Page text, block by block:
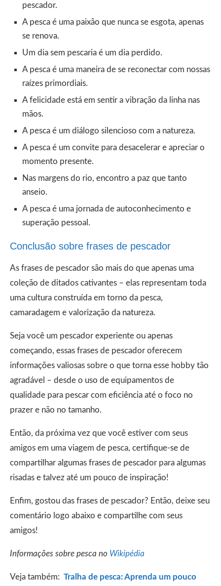
pescador.
A pesca é uma paixão que nunca se esgota, apenas
se renova.
Um dia sem pescaria é um dia perdido.
A pesca é uma maneira de se reconectar com nossas
raízes primordiais.
A felicidade está em sentir a vibração da linha nas
mãos.
A pesca é um diálogo silencioso com a natureza.
A pesca é um convite para desacelerar e apreciar o
momento presente.
Nas margens do rio, encontro a paz que tanto
anseio.
A pesca é uma jornada de autoconhecimento e
superação pessoal.
Conclusão sobre frases de pescador
As frases de pescador são mais do que apenas uma
coleção de ditados cativantes – elas representam toda
uma cultura construída em torno da pesca,
camaradagem e valorização da natureza.
Seja você um pescador experiente ou apenas
começando, essas frases de pescador oferecem
informações valiosas sobre o que torna esse hobby tão
agradável – desde o uso de equipamentos de
qualidade para pescar com eficiência até o foco no
prazer e não no tamanho.
Então, da próxima vez que você estiver com seus
amigos em uma viagem de pesca, certifique-se de
compartilhar algumas frases de pescador para algumas
risadas e talvez até um pouco de inspiração!
Enfim, gostou das frases de pescador? Então, deixe seu
comentário logo abaixo e compartilhe com seus
amigos!
Informações sobre pesca no Wikipédia
Veja também: Tralha de pesca: Aprenda um pouco